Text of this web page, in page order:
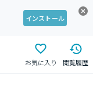
インストール
お気に入り 閲覧履歴